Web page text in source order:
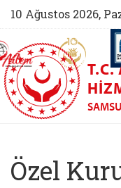
10 Ağustos 2026,
(yeni sekmede açılır)
AİLEM İletişim Aile ve
T.C.
Özel